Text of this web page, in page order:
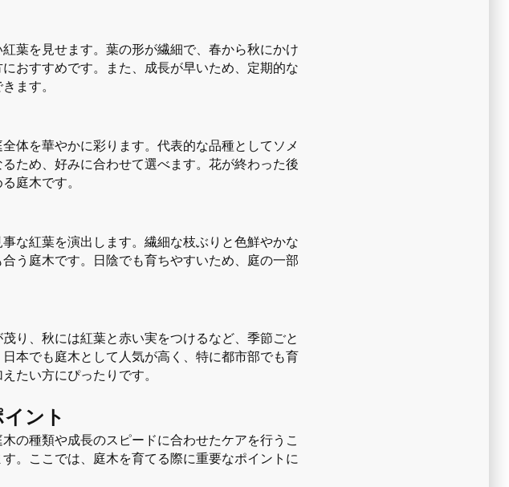
葉を見せます。葉の形が繊細で、春から秋にかけ
おすすめです。また、成長が早いため、定期的な
ます。
体を華やかに彩ります。代表的な品種としてソメ
ため、好みに合わせて選べます。花が終わった後
庭木です。
な紅葉を演出します。繊細な枝ぶりと色鮮やかな
う庭木です。日陰でも育ちやすいため、庭の一部
り、秋には紅葉と赤い実をつけるなど、季節ごと
本でも庭木として人気が高く、特に都市部でも育
たい方にぴったりです。
ント
の種類や成長のスピードに合わせたケアを行うこ
。ここでは、庭木を育てる際に重要なポイントに